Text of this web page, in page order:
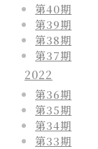
第40期
第39期
第38期
第37期
2022
第36期
第35期
第34期
第33期